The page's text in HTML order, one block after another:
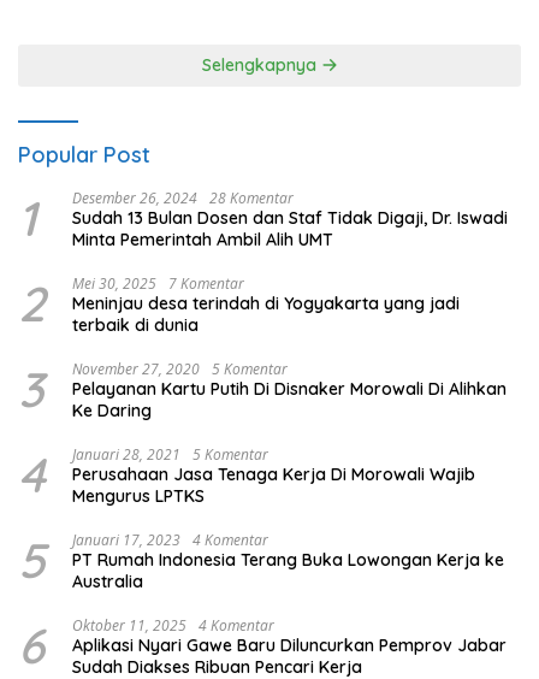
Selengkapnya
Popular Post
1 Desember 26, 2024 28 Komentar
Sudah 13 Bulan Dosen dan Staf Tidak Digaji, Dr. Iswadi
Minta Pemerintah Ambil Alih UMT
2 Mei 30, 2025 7 Komentar
Meninjau desa terindah di Yogyakarta yang jadi
terbaik di dunia
3 November 27, 2020 5 Komentar
Pelayanan Kartu Putih Di Disnaker Morowali Di Alihkan
Ke Daring
4 Januari 28, 2021 5 Komentar
Perusahaan Jasa Tenaga Kerja Di Morowali Wajib
Mengurus LPTKS
5 Januari 17, 2023 4 Komentar
PT Rumah Indonesia Terang Buka Lowongan Kerja ke
Australia
6 Oktober 11, 2025 4 Komentar
Aplikasi Nyari Gawe Baru Diluncurkan Pemprov Jabar
Sudah Diakses Ribuan Pencari Kerja